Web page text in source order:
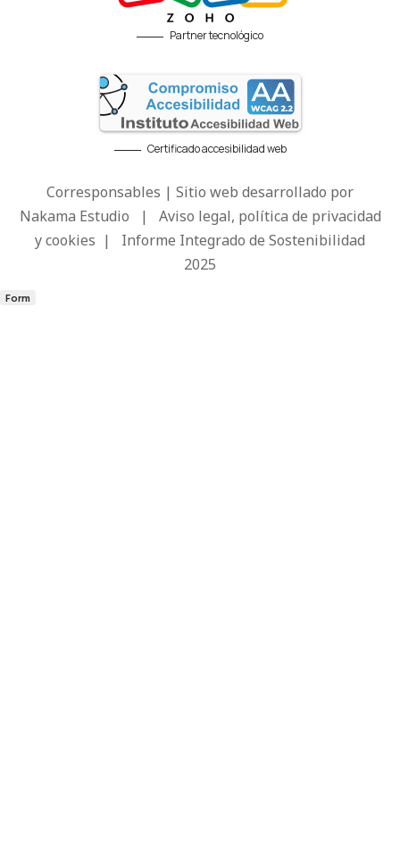
Partner tecnológico
Certificado accesibilidad web
Corresponsables | Sitio web desarrollado por
Nakama Estudio | Aviso legal, política de privacidad
y cookies | Informe Integrado de Sostenibilidad
2025
Form